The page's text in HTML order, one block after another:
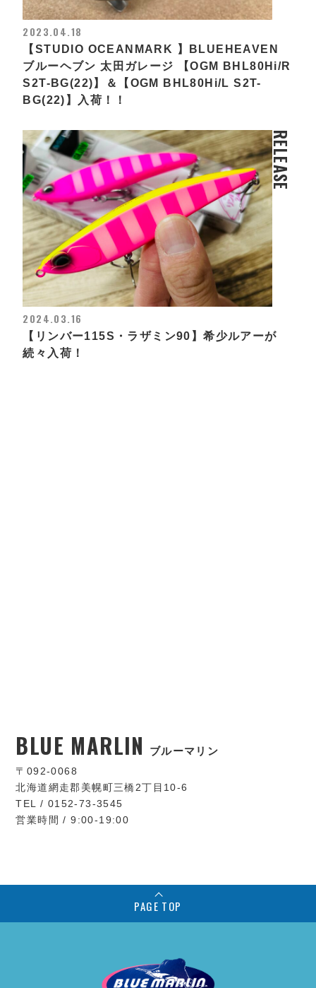
2023.04.18
【STUDIO OCEANMARK 】BLUEHEAVEN
ブルーヘブン 太田ガレージ 【OGM BHL80Hi/R
S2T-BG(22)】＆【OGM BHL80Hi/L S2T-
BG(22)】入荷！！
RELEASE
2024.03.16
【リンバー115S・ラザミン90】希少ルアーが
続々入荷！
BLUE MARLIN ブルーマリン
〒092-0068
北海道網走郡美幌町三橋2丁目10-6
TEL / 0152-73-3545
営業時間 / 9:00-19:00
PAGE TOP